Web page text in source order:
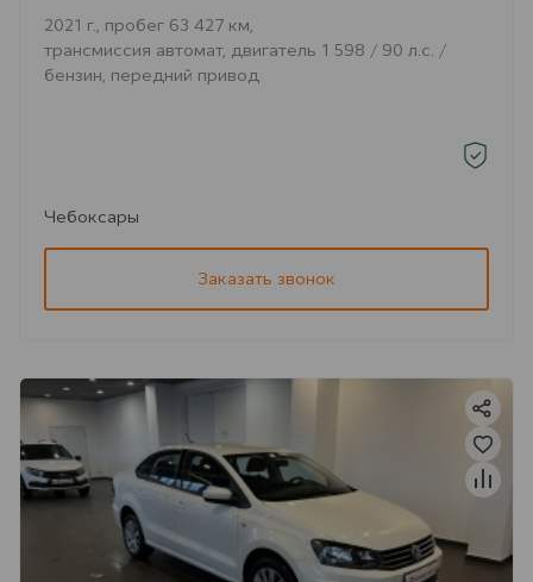
2021 г., пробег 63 427 км,
трансмиссия автомат, двигатель 1 598 / 90 л.с. /
бензин, передний привод
Чебоксары
Заказать звонок